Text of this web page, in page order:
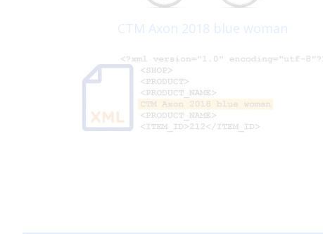
CTM Axon 2018 blue woman